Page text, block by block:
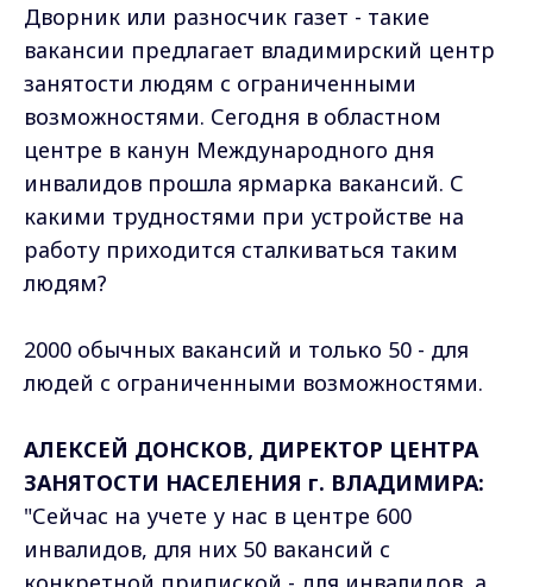
Дворник или разносчик газет - такие
вакансии предлагает владимирский центр
занятости людям с ограниченными
возможностями. Сегодня в областном
центре в канун Международного дня
инвалидов прошла ярмарка вакансий. С
какими трудностями при устройстве на
работу приходится сталкиваться таким
людям?
2000 обычных вакансий и только 50 - для
людей с ограниченными возможностями.
АЛЕКСЕЙ ДОНСКОВ, ДИРЕКТОР ЦЕНТРА
ЗАНЯТОСТИ НАСЕЛЕНИЯ г. ВЛАДИМИРА:
"Сейчас на учете у нас в центре 600
инвалидов, для них 50 вакансий с